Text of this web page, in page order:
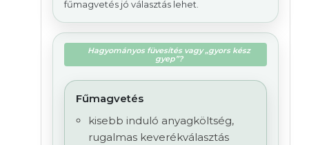
fűmagvetés jó választás lehet.
Hagyományos füvesítés vagy „gyors kész
gyep”?
Fűmagvetés
kisebb induló anyagköltség,
rugalmas keverékválasztás